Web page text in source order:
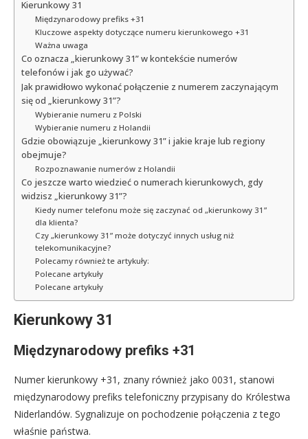
Kierunkowy 31
Międzynarodowy prefiks +31
Kluczowe aspekty dotyczące numeru kierunkowego +31
Ważna uwaga
Co oznacza „kierunkowy 31” w kontekście numerów
telefonów i jak go używać?
Jak prawidłowo wykonać połączenie z numerem zaczynającym
się od „kierunkowy 31”?
Wybieranie numeru z Polski
Wybieranie numeru z Holandii
Gdzie obowiązuje „kierunkowy 31” i jakie kraje lub regiony
obejmuje?
Rozpoznawanie numerów z Holandii
Co jeszcze warto wiedzieć o numerach kierunkowych, gdy
widzisz „kierunkowy 31”?
Kiedy numer telefonu może się zaczynać od „kierunkowy 31”
dla klienta?
Czy „kierunkowy 31” może dotyczyć innych usług niż
telekomunikacyjne?
Polecamy również te artykuły:
Polecane artykuły
Polecane artykuły
Kierunkowy 31
Międzynarodowy prefiks +31
Numer kierunkowy +31, znany również jako 0031, stanowi
międzynarodowy prefiks telefoniczny przypisany do Królestwa
Niderlandów. Sygnalizuje on pochodzenie połączenia z tego
właśnie państwa.